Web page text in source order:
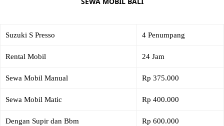
Suzuki S Presso 4 Penumpang
Rental Mobil 24 Jam
Sewa Mobil Manual Rp 375.000
Sewa Mobil Matic Rp 400.000
Dengan Supir dan Bbm Rp 600.000